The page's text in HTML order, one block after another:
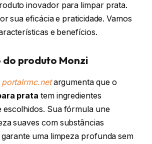
inovador para limpar prata.
sua eficácia e praticidade. Vamos
e benefícios.
do produto Monzi
portalrmc.netargumenta que o
prata tem ingredientes
escolhidos. Sua fórmula une
suaves com substâncias
uma limpeza profunda sem